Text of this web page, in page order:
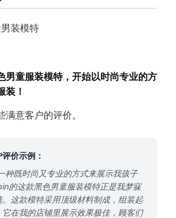
装模特
男童服装模特，开始以时尚专业的方
装！
意客户的评价。
价示例：
种既时尚又专业的方式来展示我孩子
的这款黑色男童服装模特正是我梦寐
这款模特采用顶级材料制成，组装起
它在我的店铺里展示效果极佳，顾客们